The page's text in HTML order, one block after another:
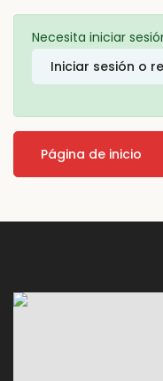
Necesita iniciar
Iniciar sesión o
Página de inicio